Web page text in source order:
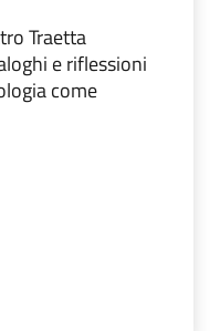
Traetta
e riflessioni
come